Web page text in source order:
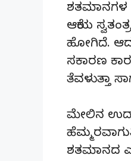
ಶತಮಾನಗಳ
ಆಕೆಯ
ಹೋಗಿದೆ.
ಸಕಾರಣ
ತೆವಳುತ್ತಾ
ಮೇಲಿನ
ಶತಮಾನದ